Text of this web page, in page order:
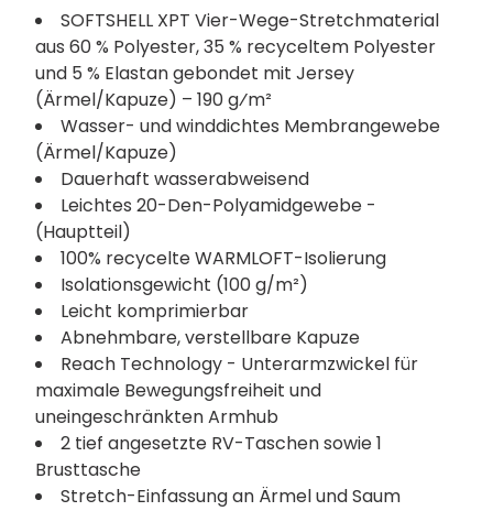
SOFTSHELL XPT Vier-Wege-Stretchmaterial
aus 60 % Polyester, 35 % recyceltem Polyester
und 5 % Elastan gebondet mit Jersey
(Ärmel/Kapuze) – 190 g⁄m²
Wasser- und winddichtes Membrangewebe
(Ärmel/Kapuze)
Dauerhaft wasserabweisend
Leichtes 20-Den-Polyamidgewebe -
(Hauptteil)
100% recycelte WARMLOFT-Isolierung
Isolationsgewicht (100 g/m²)
Leicht komprimierbar
Abnehmbare, verstellbare Kapuze
Reach Technology - Unterarmzwickel für
maximale Bewegungsfreiheit und
uneingeschränkten Armhub
2 tief angesetzte RV-Taschen sowie 1
Brusttasche
Stretch-Einfassung an Ärmel und Saum